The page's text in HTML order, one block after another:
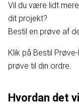
Vil du være lidt
dit projekt?
Bestil en prøve af
Klik på Bestil
prøve til din ordre.
Hvordan det